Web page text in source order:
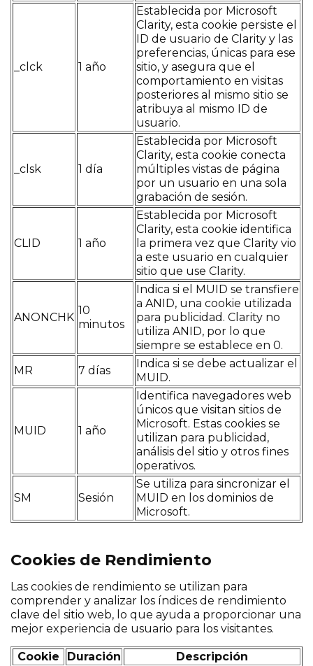
_clck 1 año
Establecida por Microsoft
Clarity, esta cookie persiste el
ID de usuario de Clarity y las
preferencias, únicas para ese
sitio, y asegura que el
comportamiento en visitas
posteriores al mismo sitio se
atribuya al mismo ID de
usuario.
_clsk 1 día
Establecida por Microsoft
Clarity, esta cookie conecta
múltiples vistas de página
por un usuario en una sola
grabación de sesión.
CLID 1 año
Establecida por Microsoft
Clarity, esta cookie identifica
la primera vez que Clarity vio
a este usuario en cualquier
sitio que use Clarity.
ANONCHK
10
minutos
Indica si el MUID se transfiere
a ANID, una cookie utilizada
para publicidad. Clarity no
utiliza ANID, por lo que
siempre se establece en 0.
MR
7 días
Indica si se debe actualizar el
MUID.
MUID 1 año
Identifica navegadores web
únicos que visitan sitios de
Microsoft. Estas cookies se
utilizan para publicidad,
análisis del sitio y otros fines
operativos.
SM Sesión
Se utiliza para sincronizar el
MUID en los dominios de
Microsoft.
Cookies de Rendimiento
Las cookies de rendimiento se utilizan para
comprender y analizar los índices de rendimiento
clave del sitio web, lo que ayuda a proporcionar una
mejor experiencia de usuario para los visitantes.
Cookie Duración Descripción